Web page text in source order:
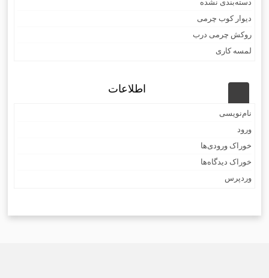
دسته‌بندی نشده
دیوار کوب چرمی
روکش چرمی درب
لمسه کاری
اطلاعات
نام‌نویسی
ورود
خوراک ورودی‌ها
خوراک دیدگاه‌ها
وردپرس